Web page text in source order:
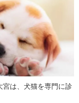
宮は、犬猫を専門に診